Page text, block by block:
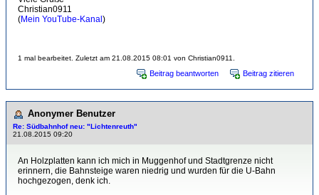
Christian0911
(Mein YouTube-Kanal )
1 mal bearbeitet. Zuletzt am 21.08.2015 08:01 von Christian0911.
Beitrag beantworten Beitrag zitieren
Anonymer Benutzer
Re: Südbahnhof neu: "Lichtenreuth"
21.08.2015 09:20
An Holzplatten kann ich mich in Muggenhof und Stadtgrenze nicht
erinnern, die Bahnsteige waren niedrig und wurden für die U-Bahn
hochgezogen, denk ich.